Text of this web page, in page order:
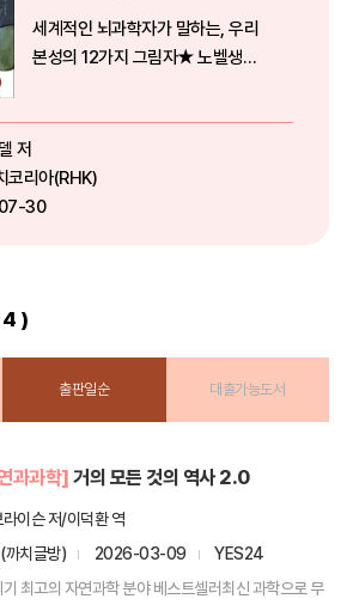
세계적인 뇌과학자가 말하는, 우리
본성의 12가지 그림자★ 노벨생리
천노벨문학상을 수상하며 대중의
사랑을 한몸에 받은 어니스트 헤
저
코리아(RHK)
30
)
출판일순 대출가능도서
과과학] 거의 모든 것의 역사 2.0
라이슨 저/이덕환 역
까치글방)
2026-03-09
YES24
최고의 자연과학 분야 베스트셀러최신 과학으로 무